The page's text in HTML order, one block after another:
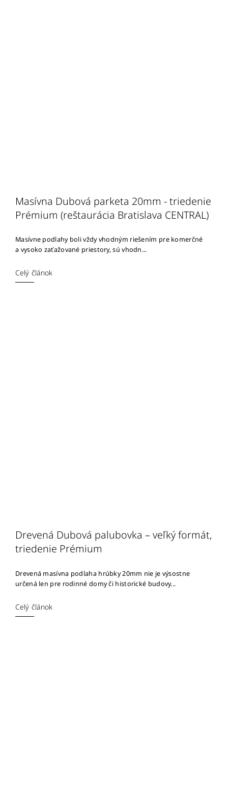
Masívna Dubová parketa 20mm - triedenie
Prémium (reštaurácia Bratislava CENTRAL)
Masívne podlahy boli vždy vhodným riešením pre komerčné
a vysoko zaťažované priestory, sú vhodn...
Celý článok
Drevená Dubová palubovka – veľký formát,
triedenie Prémium
Drevená masívna podlaha hrúbky 20mm nie je výsostne
určená len pre rodinné domy či historické budovy...
Celý článok